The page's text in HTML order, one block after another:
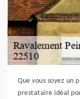
Que vous soyez un
prestataire idéal